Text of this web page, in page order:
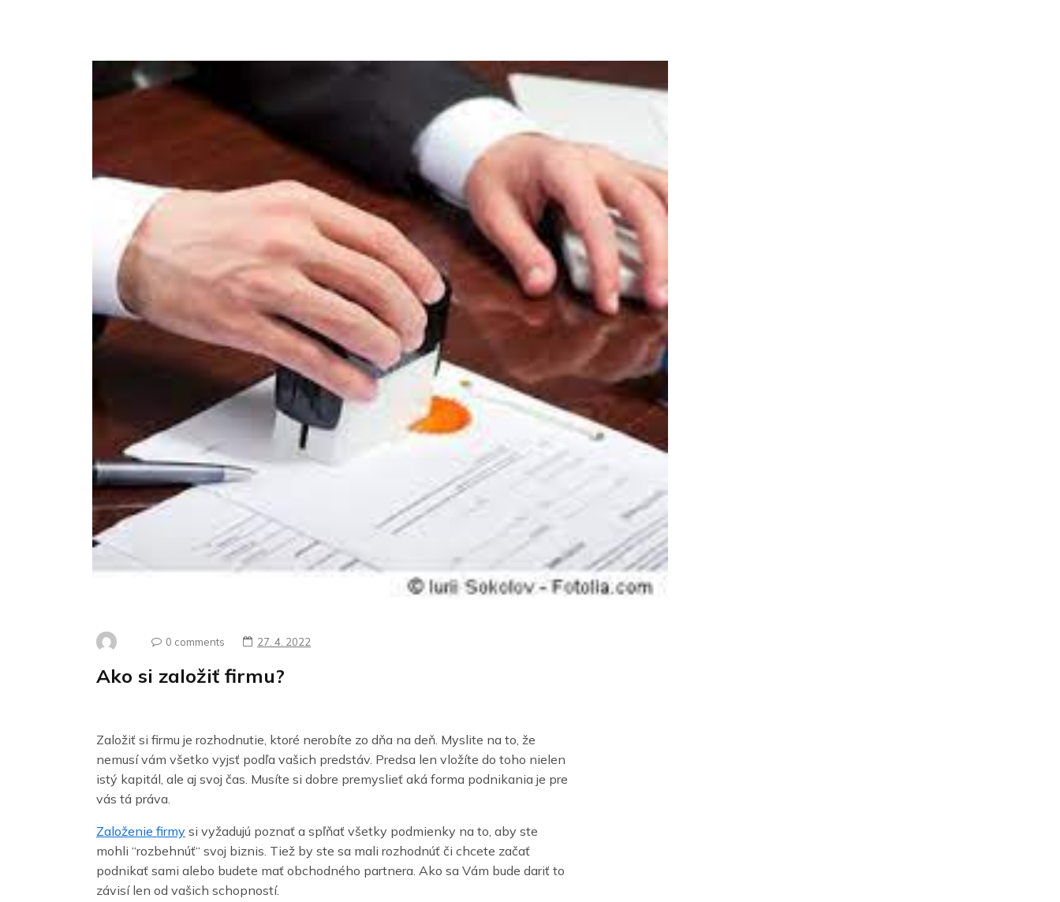
0 comments 27. 4. 2022
Ako si založiť firmu?
Založiť si firmu je rozhodnutie, ktoré nerobíte zo dňa na deň. Myslite na to, že
nemusí vám všetko vyjsť podľa vašich predstáv. Predsa len vložíte do toho nielen
istý kapitál, ale aj svoj čas. Musíte si dobre premyslieť aká forma podnikania je pre
vás tá práva.
Založenie firmy si vyžadujú poznať a spľňať všetky podmienky na to, aby ste
mohli “rozbehnúť“ svoj biznis. Tiež by ste sa mali rozhodnúť či chcete začať
podnikať sami alebo budete mať obchodného partnera. Ako sa Vám bude dariť to
závisí len od vašich schopností.